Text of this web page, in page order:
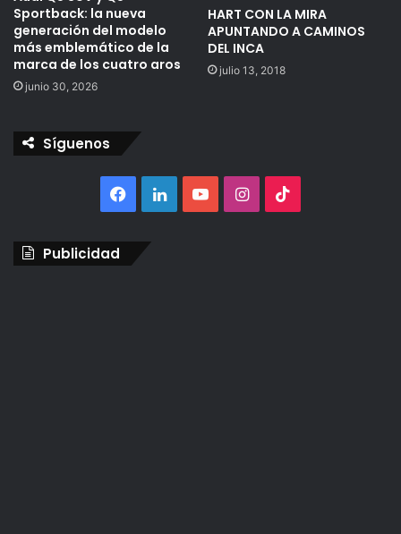
Sportback: la nueva
generación del modelo
más emblemático de la
marca de los cuatro aros
junio 30, 2026
HART CON LA MIRA
APUNTANDO A CAMINOS
DEL INCA
julio 13, 2018
Síguenos
Facebook
LinkedInYouTubeInstagram
Publicidad